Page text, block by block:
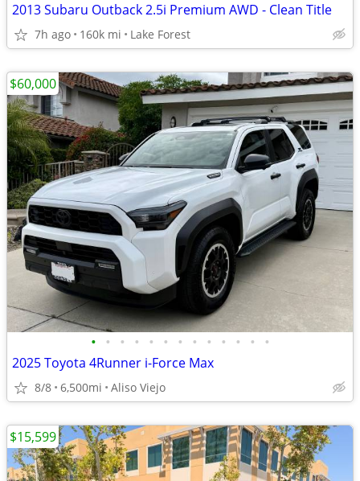
2013 Subaru Outback 2.5i Premium AWD - Clean Title
7h ago 160k mi Lake Forest
• • • • • • • • • • • • •
2025 Toyota 4Runner i-Force Max
8/8 6,500mi Aliso Viejo
$60,000
$15,599